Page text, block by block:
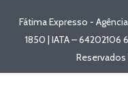
Fátima Expresso -
1850 | IATA –